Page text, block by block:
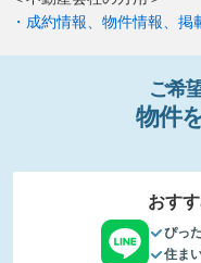
・成約情報、物件情報、
ご希
物件
おす
ぴっ
住ま